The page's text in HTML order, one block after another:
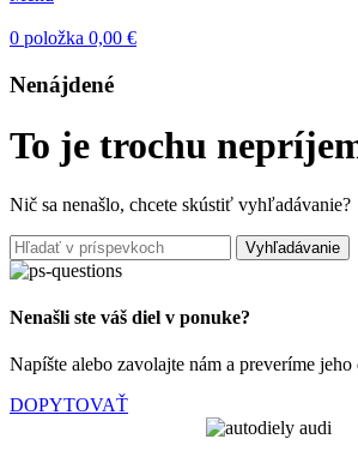
0 položka 0,00 €
Nenájdené
To je trochu
Nič sa nenašlo, chcete skústiť vyhľadávanie?
Vyhľadávanie
Nenašli ste váš diel v ponuke?
Napíšte alebo zavolajte nám a preveríme
DOPYTOVAŤ